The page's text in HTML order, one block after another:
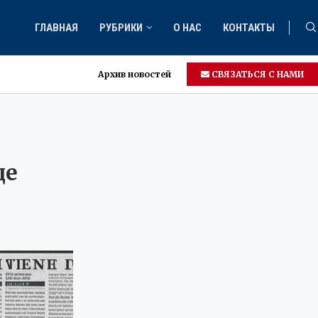
ГЛАВНАЯ РУБРИКИ О НАС КОНТАКТЫ
Архив новостей СВЯЗАТЬСЯ С НАМИ